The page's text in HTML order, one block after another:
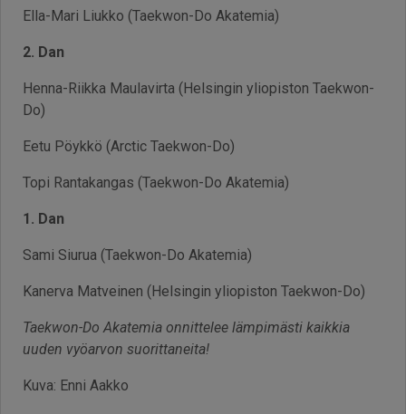
Ella-Mari Liukko (Taekwon-Do Akatemia)
2. Dan
Henna-Riikka Maulavirta (Helsingin yliopiston Taekwon-
Do)
Eetu Pöykkö (Arctic Taekwon-Do)
Topi Rantakangas (Taekwon-Do Akatemia)
1. Dan
Sami Siurua (Taekwon-Do Akatemia)
Kanerva Matveinen (Helsingin yliopiston Taekwon-Do)
Taekwon-Do Akatemia onnittelee lämpimästi kaikkia
uuden vyöarvon suorittaneita!
Kuva: Enni Aakko